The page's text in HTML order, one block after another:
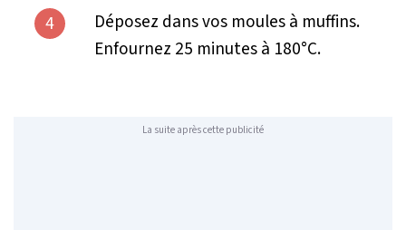
4
Déposez dans vos moules à muffins.
Enfournez 25 minutes à 180°C.
La suite après cette publicité